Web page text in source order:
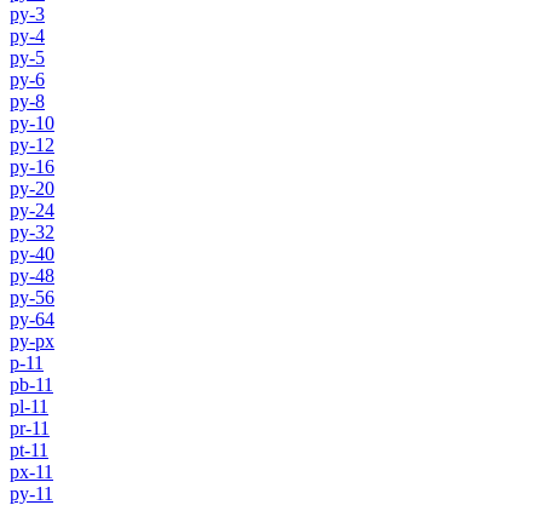
py-3
py-4
py-5
py-6
py-8
py-10
py-12
py-16
py-20
py-24
py-32
py-40
py-48
py-56
py-64
py-px
p-11
pb-11
pl-11
pr-11
pt-11
px-11
py-11